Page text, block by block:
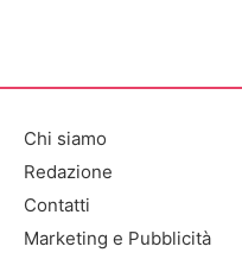
Chi siamo
Redazione
Contatti
Marketing e Pubblicità